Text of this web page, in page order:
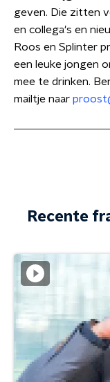
geven. Die zitten
en collega's en
Roos en Splinter
een leuke jongen
mee te drinken.
mailtje naar
Recente